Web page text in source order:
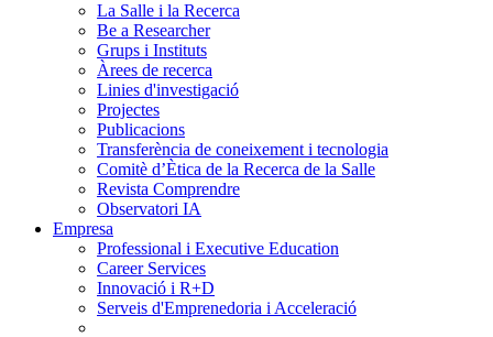
La Salle i la Recerca
Be a Researcher
Grups i Instituts
Àrees de recerca
Linies d'investigació
Projectes
Publicacions
Transferència de coneixement i tecnologia
Comitè d’Ètica de la Recerca de la Salle
Revista Comprendre
Observatori IA
Empresa
Professional i Executive Education
Career Services
Innovació i R+D
Serveis d'Emprenedoria i Acceleració